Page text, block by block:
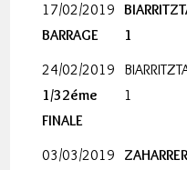
17/02/2019
BARRAGE
1
24/02/2019
1/32éme
FINALE
1
03/03/2019